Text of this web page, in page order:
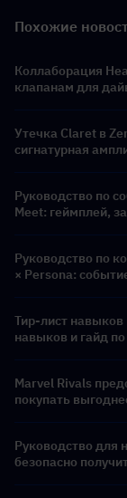
Похожие
Коллаборация
клапанам для
Утечка Claret в
сигнатурная
Руководство по
Meet: геймплей,
Руководство по
× Persona:
Тир-лист
навыков и гайд
Marvel Rivals
покупать
Руководство для
безопасно